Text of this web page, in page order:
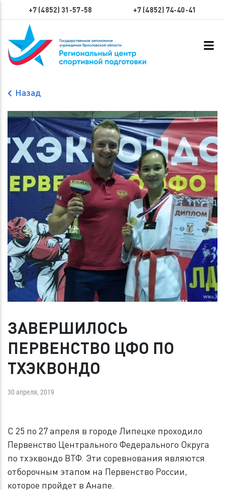
+7 (4852) 31-57-58 +7 (4852) 74-40-41
Назад
ЗАВЕРШИЛОСЬ
ПЕРВЕНСТВО ЦФО ПО
ТХЭКВОНДО
30 апреля, 2019
С 25 по 27 апреля в городе Липецке проходило
Первенство Центрального Федерального Округа
по тхэквондо ВТФ. Эти соревнования являются
отборочным этапом на Первенство России,
которое пройдет в Анапе.